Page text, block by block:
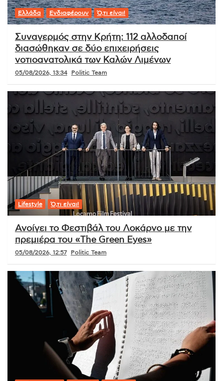
Ελλάδα Ενδιαφέρουν Ό,τι είναι!
Συναγερμός στην Κρήτη: 112 αλλοδαποί
διασώθηκαν σε δύο επιχειρήσεις
νοτιοανατολικά των Καλών Λιμένων
05/08/2026, 13:34 Politic Team
Lifestyle Ό,τι είναι!
Ανοίγει το Φεστιβάλ του Λοκάρνο με την
πρεμιέρα του «The Green Eyes»
05/08/2026, 12:57 Politic Team